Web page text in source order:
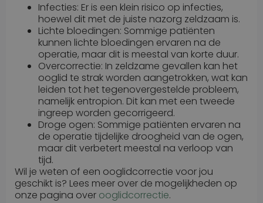
Infecties: Er is een klein risico op infecties,
hoewel dit met de juiste nazorg zeldzaam is.
Lichte bloedingen: Sommige patiënten
kunnen lichte bloedingen ervaren na de
operatie, maar dit is meestal van korte duur.
Overcorrectie: In zeldzame gevallen kan het
ooglid te strak worden aangetrokken, wat kan
leiden tot het tegenovergestelde probleem,
namelijk entropion. Dit kan met een tweede
ingreep worden gecorrigeerd.
Droge ogen: Sommige patiënten ervaren na
de operatie tijdelijke droogheid van de ogen,
maar dit verbetert meestal na verloop van
tijd.
Wil je weten of een ooglidcorrectie voor jou
geschikt is? Lees meer over de mogelijkheden op
onze pagina over ooglidcorrectie.